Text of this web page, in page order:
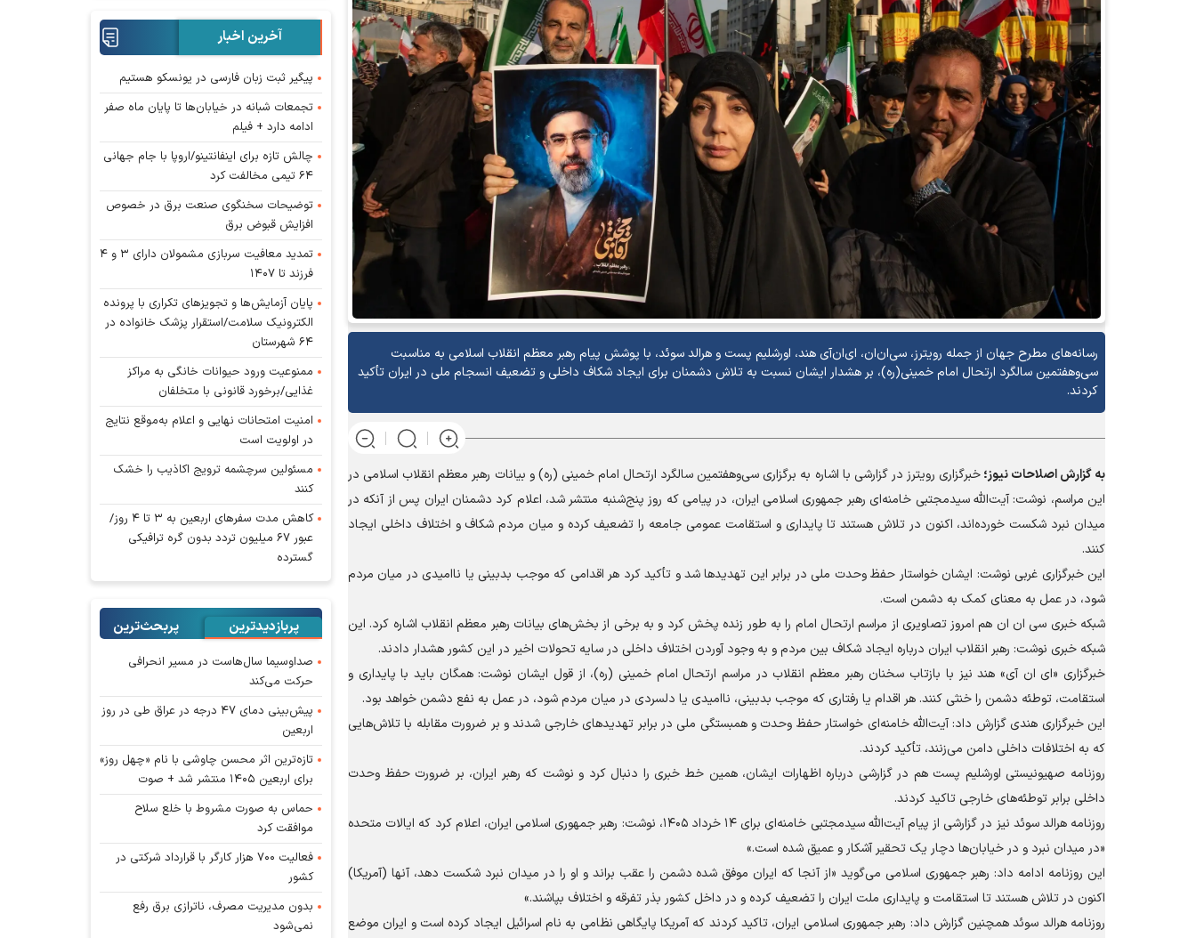
رسانه‌های مطرح جهان از جمله رویترز، سی‌ان‌ان، ای‌ان‌آی هند، اورشلیم پست و هرالد سوئد، با پوشش پیام رهبر معظم انقلاب اسلامی به مناسبت
سی‌وهفتمین سالگرد ارتحال امام خمینی(ره)، بر هشدار ایشان نسبت به تلاش دشمنان برای ایجاد شکاف داخلی و تضعیف انسجام ملی در ایران تأکید
کردند.
به گزارشاصلاحات نیوز؛خبرگزاری رویترز در گزارشی با اشاره به برگزاری سی‌وهفتمین سالگرد ارتحال امام خمینی (ره) و بیانات رهبر معظم انقلاب اسلامی در
این مراسم، نوشت: آیت‌الله سیدمجتبی خامنه‌ای رهبر جمهوری اسلامی ایران، در پیامی که روز پنج‌شنبه منتشر شد، اعلام کرد دشمنان ایران پس از آنکه در
میدان نبرد شکست خورده‌اند، اکنون در تلاش هستند تا پایداری و استقامت عمومی جامعه را تضعیف کرده و میان مردم شکاف و اختلاف داخلی ایجاد
کنند.
این خبرگزاری غربی نوشت: ایشان خواستار حفظ وحدت ملی در برابر این تهدید‌ها شد و تأکید کرد هر اقدامی که موجب بدبینی یا ناامیدی در میان مردم
شود، در عمل به معنای کمک به دشمن است.
شبکه خبری سی ان ان هم امروز تصاویری از مراسم ارتحال امام را به طور زنده پخش کرد و به برخی از بخش‌های بیانات رهبر معظم انقلاب اشاره کرد. این
شبکه خبری نوشت: رهبر انقلاب ایران درباره ایجاد شکاف بین مردم و به وجود آوردن اختلاف داخلی در سایه تحولات اخیر در این کشور هشدار دادند.
خبرگزاری «ای ان آی» هند نیز با بازتاب سخنان رهبر معظم انقلاب در مراسم ارتحال امام خمینی (ره)، از قول ایشان نوشت: همگان باید با پایداری و
استقامت، توطئه دشمن را خنثی کنند. هر اقدام یا رفتاری که موجب بدبینی، ناامیدی یا دلسردی در میان مردم شود، در عمل به نفع دشمن خواهد بود.
این خبرگزاری هندی گزارش داد: آیت‌الله خامنه‌ای خواستار حفظ وحدت و همبستگی ملی در برابر تهدید‌های خارجی شدند و بر ضرورت مقابله با تلاش‌هایی
که به اختلافات داخلی دامن می‌زنند، تأکید کردند.
روزنامه صهیونیستی اورشلیم پست هم در گزارشی درباره اظهارات ایشان، همین خط خبری را دنبال کرد و نوشت که رهبر ایران، بر ضرورت حفظ وحدت
داخلی برابر توطئه‌های خارجی تاکید کردند.
روزنامه هرالد سوئد نیز در گزارشی از پیام آیت‌الله سیدمجتبی خامنه‌ای برای ۱۴ خرداد ۱۴۰۵، نوشت: رهبر جمهوری اسلامی ایران، اعلام کرد که ایالات متحده
«در میدان نبرد و در خیابان‌ها دچار یک تحقیر آشکار و عمیق شده است.»
این روزنامه ادامه داد: رهبر جمهوری اسلامی می‌گوید «از آنجا که ایران موفق شده دشمن را عقب براند و او را در میدان نبرد شکست دهد، آنها (آمریکا)
اکنون در تلاش هستند تا استقامت و پایداری ملت ایران را تضعیف کرده و در داخل کشور بذر تفرقه و اختلاف بپاشند.»
روزنامه هرالد سوئد همچنین گزارش داد: رهبر جمهوری اسلامی ایران، تاکید کردند که آمریکا پایگاهی نظامی به نام اسرائیل ایجاد کرده است و ایران موضع
آخرین اخبار
پیگیر ثبت زبان فارسی در یونسکو هستیم
تجمعات شبانه در خیابان‌ها تا پایان ماه صفر
ادامه دارد + فیلم
چالش تازه برای اینفانتینو/اروپا با جام جهانی
۶۴ تیمی مخالفت کرد
توضیحات سخنگوی صنعت برق در خصوص
افزایش قبوض برق
تمدید معافیت سربازی مشمولان دارای ۳ و ۴
فرزند تا ۱۴۰۷
پایان آزمایش‌ها و تجویز‌های تکراری با پرونده
الکترونیک سلامت/استقرار پزشک خانواده در
۶۴ شهرستان
ممنوعیت ورود حیوانات خانگی به مراکز
غذایی/برخورد قانونی با متخلفان
امنیت امتحانات نهایی و اعلام به‌موقع نتایج
در اولویت است
مسئولین سرچشمه ترویج اکاذیب را خشک
کنند
کاهش مدت سفر‌های اربعین به ۳ تا ۴ روز/
عبور ۶۷ میلیون تردد بدون گره ترافیکی
گسترده
پربازدیدترین پربحث‌ترین‌
صداوسیما سال‌هاست در مسیر انحرافی
حرکت می‌کند
پیش‌بینی دمای ۴۷ درجه در عراق طی در روز
اربعین
تازه‌ترین اثر محسن چاوشی با نام «چهل روز»
برای اربعین ۱۴۰۵ منتشر شد + صوت
حماس به صورت مشروط با خلع سلاح
موافقت کرد
فعالیت ۷۰۰ هزار کارگر با قرارداد شرکتی در
کشور
بدون مدیریت مصرف، ناترازی برق رفع
نمی‌شود